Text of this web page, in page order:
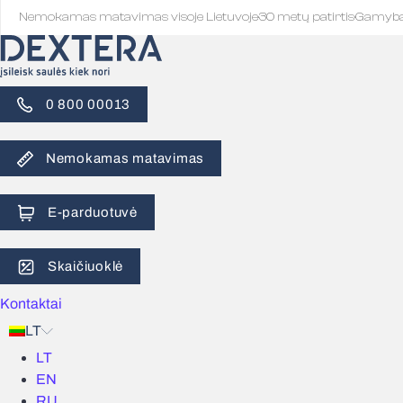
Nemokamas matavimas visoje Lietuvoje·30 metų patirtis·
0 800 00013
Nemokamas matavimas
E-parduotuvė
Skaičiuoklė
Kontaktai
LT
LT
EN